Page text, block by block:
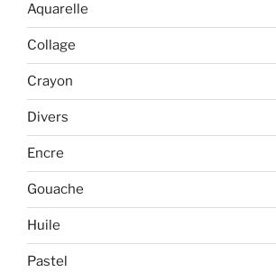
Aquarelle
Collage
Crayon
Divers
Encre
Gouache
Huile
Pastel